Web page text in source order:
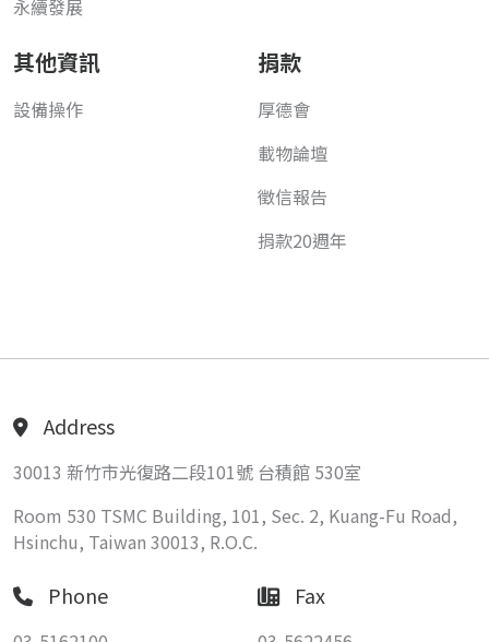
永續發展
其他資訊
設備操作
捐款
厚德會
載物論壇
徵信報告
捐款20週年
Address
30013 新竹市光復路二段101號 台積館 530室
Room 530 TSMC Building, 101, Sec. 2, Kuang-Fu Road,
Hsinchu, Taiwan 30013, R.O.C.
Phone Fax